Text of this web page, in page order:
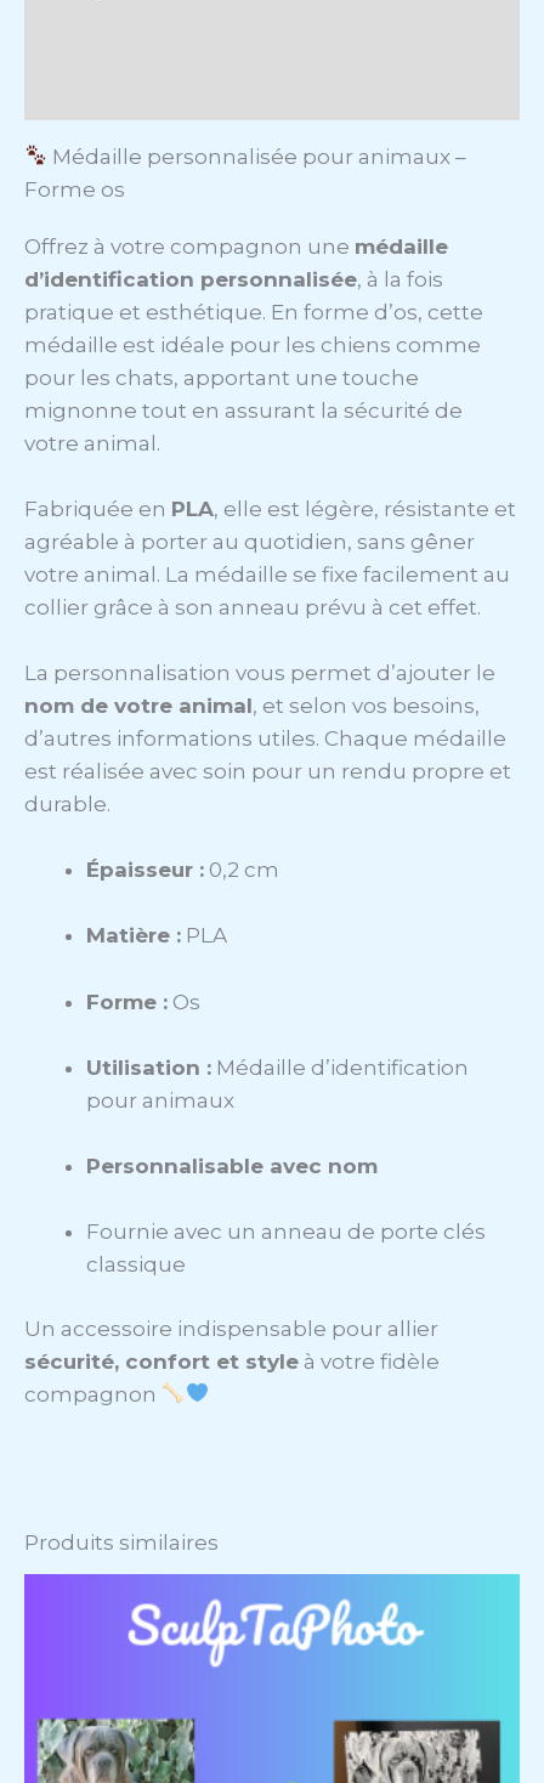
Médaille personnalisée pour animaux –
Forme os
Offrez à votre compagnon une médaille
d’identification personnalisée, à la fois
pratique et esthétique. En forme d’os, cette
médaille est idéale pour les chiens comme
pour les chats, apportant une touche
mignonne tout en assurant la sécurité de
votre animal.
Fabriquée en PLA, elle est légère, résistante et
agréable à porter au quotidien, sans gêner
votre animal. La médaille se fixe facilement au
collier grâce à son anneau prévu à cet effet.
La personnalisation vous permet d’ajouter le
nom de votre animal, et selon vos besoins,
d’autres informations utiles. Chaque médaille
est réalisée avec soin pour un rendu propre et
durable.
Épaisseur : 0,2 cm
Matière : PLA
Forme : Os
Utilisation : Médaille d’identification
pour animaux
Personnalisable avec nom
Fournie avec un anneau de porte clés
classique
Un accessoire indispensable pour allier
sécurité, confort et style à votre fidèle
compagnon
Produits similaires